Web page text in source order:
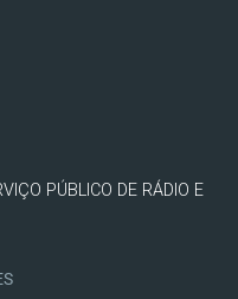
PÚBLICO DE RÁDIO E